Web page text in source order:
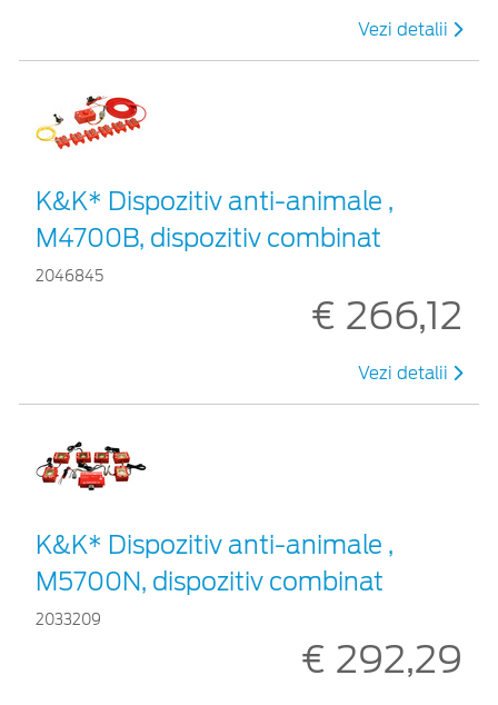
Vezi detalii
K&K* Dispozitiv anti-animale ,
M4700B, dispozitiv combinat
2046845
€ 266,12
Vezi detalii
K&K* Dispozitiv anti-animale ,
M5700N, dispozitiv combinat
2033209
€ 292,29